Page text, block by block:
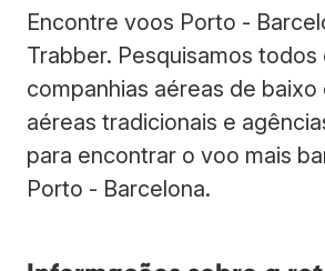
Encontre voos Porto -
Trabber. Pesquisamos todos
companhias aéreas de baixo
aéreas tradicionais e
para encontrar o voo mais
Porto - Barcelona.